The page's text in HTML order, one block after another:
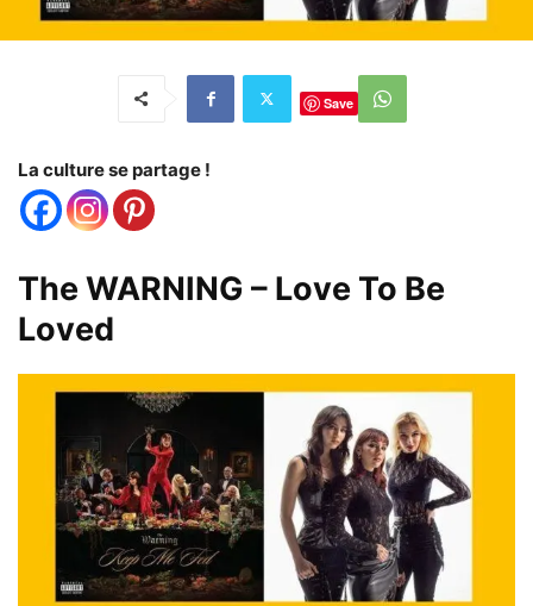
Save
La culture se partage !
The WARNING – Love To Be
Loved